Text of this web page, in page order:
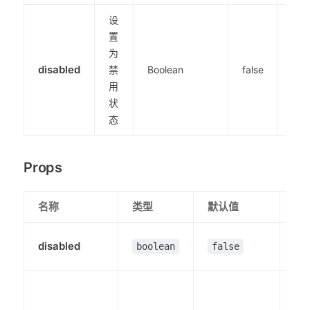
disabled
设
置
为
禁
用
状
态
Boolean false
Props
名称 类型 默认值
disabled boolean false